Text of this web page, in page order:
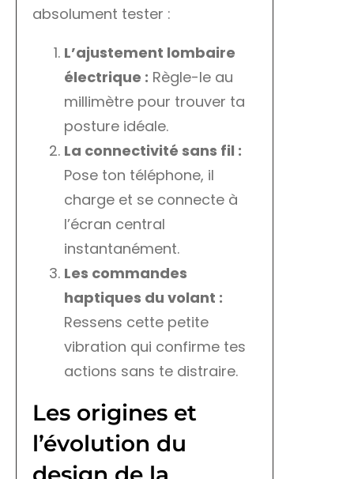
absolument tester :
L’ajustement lombaire
électrique : Règle-le au
millimètre pour trouver ta
posture idéale.
La connectivité sans fil :
Pose ton téléphone, il
charge et se connecte à
l’écran central
instantanément.
Les commandes
haptiques du volant :
Ressens cette petite
vibration qui confirme tes
actions sans te distraire.
Les origines et
l’évolution du